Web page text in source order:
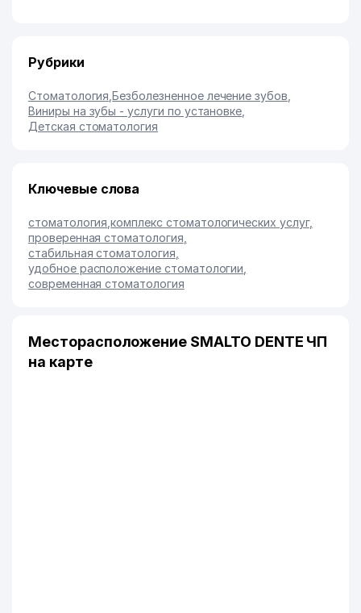
Рубрики
Стоматология ,Безболезненное лечение зубов
Виниры на зубы - услуги по установке
Детская стоматология
Ключевые слова
стоматология ,комплекс стоматологических услуг,
проверенная стоматология
стабильная стоматология
удобное расположение стоматологии
современная стоматология
Месторасположение SMALTO DENTE ЧП
на карте